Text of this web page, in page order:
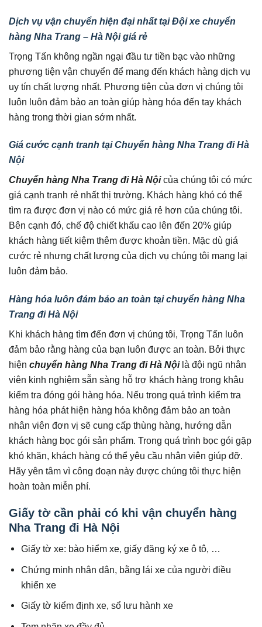
Dịch vụ vận chuyển hiện đại nhất tại Đội xe chuyển
hàng Nha Trang – Hà Nội giá rẻ
Trọng Tấn không ngần ngại đầu tư tiền bạc vào những
phương tiện vận chuyển để mang đến khách hàng dịch vụ
uy tín chất lượng nhất. Phương tiện của đơn vị chúng tôi
luôn luôn đảm bảo an toàn giúp hàng hóa đến tay khách
hàng trong thời gian sớm nhất.
Giá cước cạnh tranh tại Chuyển hàng Nha Trang đi Hà
Nội
Chuyển hàng Nha Trang đi Hà Nộicủa chúng tôi có mức
giá cạnh tranh rẻ nhất thị trường. Khách hàng khó có thể
tìm ra được đơn vị nào có mức giá rẻ hơn của chúng tôi.
Bên cạnh đó, chế độ chiết khấu cao lên đến 20% giúp
khách hàng tiết kiệm thêm được khoản tiền. Mặc dù giá
cước rẻ nhưng chất lượng của dịch vụ chúng tôi mang lại
luôn đảm bảo.
Hàng hóa luôn đảm bảo an toàn tại chuyển hàng Nha
Trang đi Hà Nội
Khi khách hàng tìm đến đơn vị chúng tôi, Trọng Tấn luôn
đảm bảo rằng hàng của bạn luôn được an toàn. Bởi thực
hiện chuyển hàng Nha Trang đi Hà Nội là đội ngũ nhân
viên kinh nghiệm sẵn sàng hỗ trợ khách hàng trong khâu
kiểm tra đóng gói hàng hóa. Nếu trong quá trình kiểm tra
hàng hóa phát hiện hàng hóa không đảm bảo an toàn
nhân viên đơn vị sẽ cung cấp thùng hàng, hướng dẫn
khách hàng bọc gói sản phẩm. Trong quá trình bọc gói gặp
khó khăn, khách hàng có thể yêu cầu nhân viên giúp đỡ.
Hãy yên tâm vì công đoạn này được chúng tôi thực hiện
hoàn toàn miễn phí.
Giấy tờ cần phải có khi vận chuyển hàng
Nha Trang đi Hà Nội
Giấy tờ xe: bào hiểm xe, giấy đăng ký xe ô tô, …
Chứng minh nhân dân, bằng lái xe của người điều
khiển xe
Giấy tờ kiểm định xe, sổ lưu hành xe